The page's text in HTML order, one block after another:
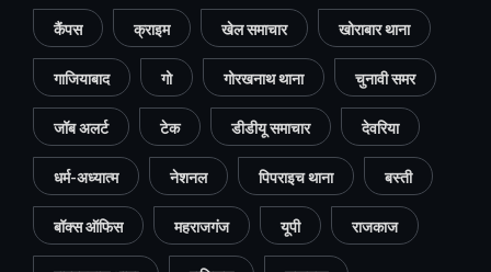
कैंपस क्राइम खेल समाचार खोराबार थाना
गाजियाबाद गो गोरखनाथ थाना चुनावी समर
जॉब अलर्ट टेक डीडीयू समाचार देवरिया
धर्म-अध्यात्म नेशनल पिपराइच थाना बस्ती
बॉक्स ऑफिस महराजगंज यूपी राजकाज